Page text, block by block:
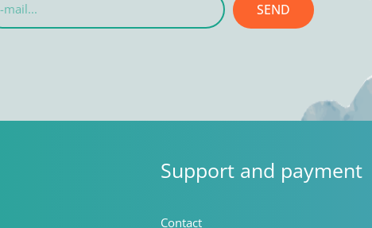
SEND
Support and payment
Contact